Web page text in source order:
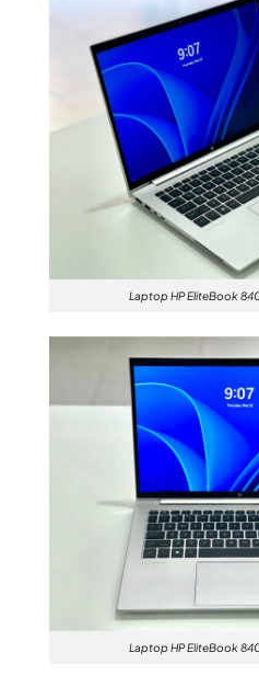
Laptop HP EliteBook
Laptop HP EliteBook